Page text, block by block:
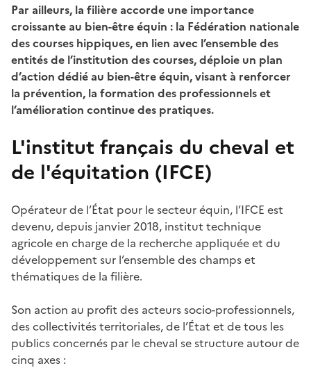
Par ailleurs, la filière accorde une importance
croissante au bien-être équin : la Fédération nationale
des courses hippiques, en lien avec l’ensemble des
entités de l’institution des courses, déploie un plan
d’action dédié au bien-être équin, visant à renforcer
la prévention, la formation des professionnels et
l’amélioration continue des pratiques.
L'institut français du cheval et
de l'équitation (IFCE)
Opérateur de l’État pour le secteur équin, l’IFCE est
devenu, depuis janvier 2018, institut technique
agricole en charge de la recherche appliquée et du
développement sur l’ensemble des champs et
thématiques de la filière.
Son action au profit des acteurs socio-professionnels,
des collectivités territoriales, de l’État et de tous les
publics concernés par le cheval se structure autour de
cinq axes :